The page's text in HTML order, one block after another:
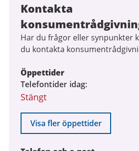
Kontakta
Har du frågor eller synpunkter
du kontakta
Öppettider
Telefontider idag
Stängt
Visa fler öppettider